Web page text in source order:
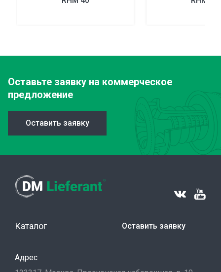
Оставьте заявку на коммерческое
предложение
Оставить заявку
Каталог Оставить заявку
Адрес